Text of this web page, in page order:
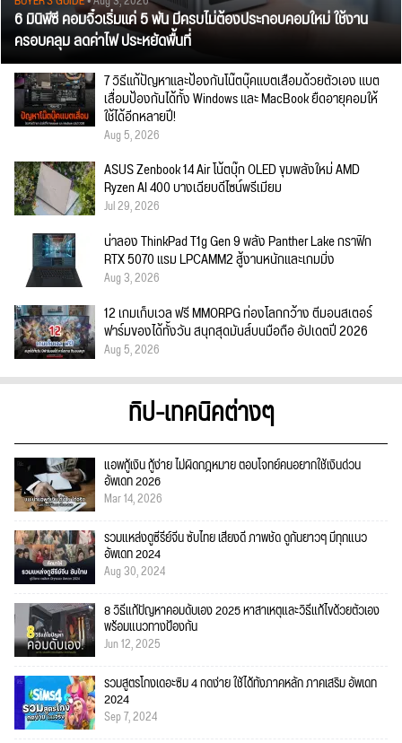
6 มินิพีซี คอมจิ๋วเริ่มแค่ 5 พัน มีครบไม่ต้องประกอบคอมใหม่ ใช้งาน
ครอบคลุม ลดค่าไฟ ประหยัดพื้นที่
7 วิธีแก้ปัญหาและป้องกันโน๊ตบุ๊คแบตเสื่อมด้วยตัวเอง แบต
เสื่อมป้องกันได้ทั้ง Windows และ MacBook ยืดอายุคอมให้
ใช้ได้อีกหลายปี!
Aug 5, 2026
ASUS Zenbook 14 Air โน้ตบุ๊ก OLED ขุมพลังใหม่ AMD
Ryzen AI 400 บางเฉียบดีไซน์พรีเมียม
Jul 29, 2026
น่าลอง ThinkPad T1g Gen 9 พลัง Panther Lake กราฟิก
RTX 5070 แรม LPCAMM2 สู้งานหนักและเกมมิ่ง
Aug 3, 2026
12 เกมเก็บเวล ฟรี MMORPG ท่องโลกกว้าง ตีมอนสเตอร์
ฟาร์มของได้ทั้งวัน สนุกสุดมันส์บนมือถือ อัปเดตปี 2026
Aug 5, 2026
ทิป-เทคนิคต่างๆ
แอพกู้เงิน กู้ง่าย ไม่ผิดกฎหมาย ตอบโจทย์คนอยากใช้เงินด่วน
อัพเดท 2026
Mar 14, 2026
รวมแหล่งดูซีรีย์จีน ซับไทย เสียงดี ภาพชัด ดูกันยาวๆ มีทุกแนว
อัพเดท 2024
Aug 30, 2024
8 วิธีแก้ปัญหาคอมดับเอง 2025 หาสาเหตุและวิธีแก้ไขด้วยตัวเอง
พร้อมแนวทางป้องกัน
Jun 12, 2025
รวมสูตรโกงเดอะซิม 4 กดง่าย ใช้ได้ทั้งภาคหลัก ภาคเสริม อัพเดท
2024
Sep 7, 2024